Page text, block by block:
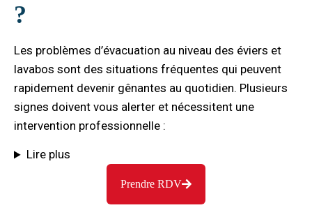
?
Les problèmes d’évacuation au niveau des éviers et
lavabos sont des situations fréquentes qui peuvent
rapidement devenir gênantes au quotidien. Plusieurs
signes doivent vous alerter et nécessitent une
intervention professionnelle :
Lire plus
Prendre RDV